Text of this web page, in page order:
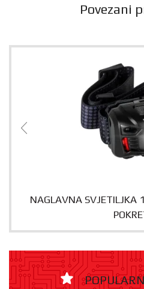
Povezani
NAGLAVNA SVJETILJKA